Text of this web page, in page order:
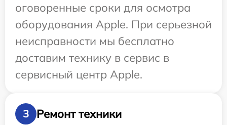
оговоренные сроки для осмотра
оборудования Apple. При серьезной
неисправности мы бесплатно
доставим технику в сервис в
сервисный центр Apple.
3
Ремонт техники